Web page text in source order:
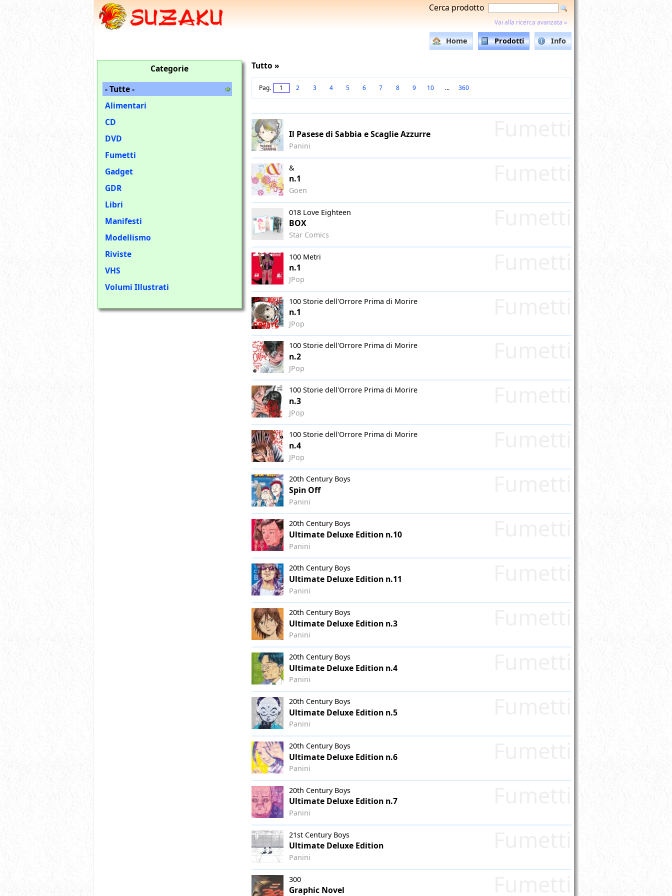
Cerca prodotto
Vai alla ricerca avanzata »
Home Prodotti Info
Tutto »
Pag. 1 2 3 4 5 6 7 8 9 10 ... 360
Il Pasese di Sabbia e Scaglie Azzurre
Panini
&
n.1
Goen
018 Love Eighteen
BOX
Star Comics
100 Metri
n.1
JPop
100 Storie dell'Orrore Prima di Morire
n.1
JPop
100 Storie dell'Orrore Prima di Morire
n.2
JPop
100 Storie dell'Orrore Prima di Morire
n.3
JPop
100 Storie dell'Orrore Prima di Morire
n.4
JPop
20th Century Boys
Spin Off
Panini
20th Century Boys
Ultimate Deluxe Edition n.10
Panini
20th Century Boys
Ultimate Deluxe Edition n.11
Panini
20th Century Boys
Ultimate Deluxe Edition n.3
Panini
20th Century Boys
Ultimate Deluxe Edition n.4
Panini
20th Century Boys
Ultimate Deluxe Edition n.5
Panini
20th Century Boys
Ultimate Deluxe Edition n.6
Panini
20th Century Boys
Ultimate Deluxe Edition n.7
Panini
21st Century Boys
Ultimate Deluxe Edition
Panini
300
Graphic Novel
Categorie
- Tutte -
Alimentari
CD
DVD
Fumetti
Gadget
GDR
Libri
Manifesti
Modellismo
Riviste
VHS
Volumi Illustrati